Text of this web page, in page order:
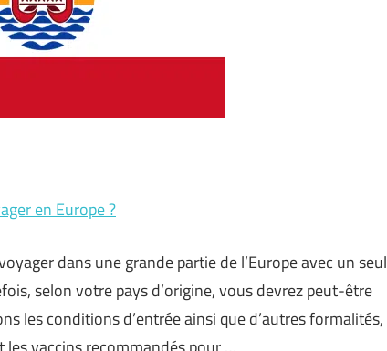
en Europe ?
dans une grande partie de l’Europe avec un seul
selon votre pays d’origine, vous devrez peut-être
les conditions d’entrée ainsi que d’autres formalités,